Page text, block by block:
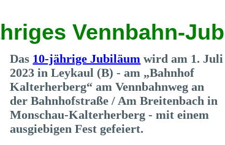
Vennbahn-
Das 10-jährige Jubiläum wird am 1. Juli
2023 in Leykaul (B) - am „Bahnhof
Kalterherberg“ am Vennbahnweg an
der Bahnhofstraße / Am Breitenbach in
Monschau-Kalterherberg - mit einem
ausgiebigen Fest gefeiert.